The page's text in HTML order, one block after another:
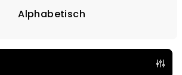
Alphabetisch